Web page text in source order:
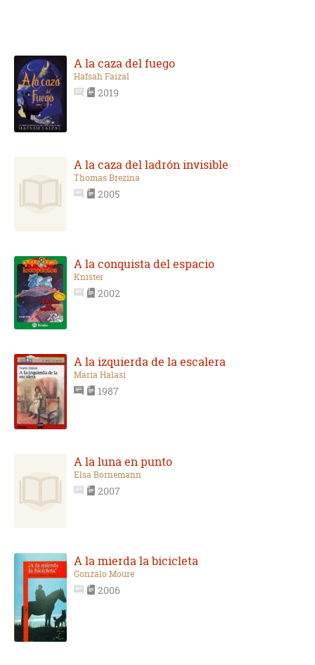
A la caza del fuego
Hafsah Faizal
2019
A la caza del ladrón invisible
Thomas Brezina
2005
A la conquista del espacio
Knister
2002
A la izquierda de la escalera
Maria Halasi
1987
A la luna en punto
Elsa Bornemann
2007
A la mierda la bicicleta
Gonzalo Moure
2006